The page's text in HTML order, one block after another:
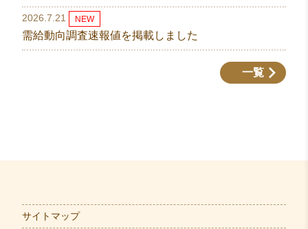
2026.7.21 NEW
需給動向調査速報値を掲載しました
一覧
サイトマップ